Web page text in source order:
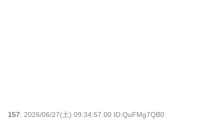
157: 2026/06/27(土) 09:34:57.00 ID:QuFMg7QB0